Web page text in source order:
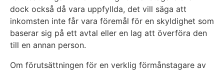
dock också då vara uppfyllda, det vill säga att
inkomsten inte får vara föremål för en skyldighet som
baserar sig på ett avtal eller en lag att överföra den
till en annan person.
Om förutsättningen för en verklig förmånstagare av